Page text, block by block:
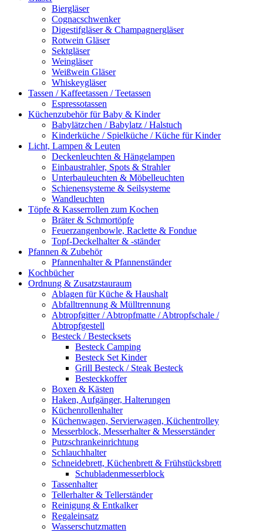
Biergläser
Cognacschwenker
Digestifgläser & Champagnergläser
Rotwein Gläser
Sektgläser
Weingläser
Weißwein Gläser
Whiskeygläser
Tassen / Kaffeetassen / Teetassen
Espressotassen
Küchenzubehör für Baby & Kinder
Babylätzchen / Babylatz / Halstuch
Kinderküche / Spielküche / Küche für Kinder
Licht, Lampen & Leuten
Deckenleuchten & Hängelampen
Einbaustrahler, Spots & Strahler
Unterbauleuchten & Möbelleuchten
Schienensysteme & Seilsysteme
Wandleuchten
Töpfe & Kasserrollen zum Kochen
Bräter & Schmortöpfe
Feuerzangenbowle, Raclette & Fondue
Topf-Deckelhalter & -ständer
Pfannen & Zubehör
Pfannenhalter & Pfannenständer
Kochbücher
Ordnung & Zusatzstauraum
Ablagen für Küche & Haushalt
Abfalltrennung & Mülltrennung
Abtropfgitter / Abtropfmatte / Abtropfschale /
Abtropfgestell
Besteck / Bestecksets
Besteck Camping
Besteck Set Kinder
Grill Besteck / Steak Besteck
Besteckkoffer
Boxen & Kästen
Haken, Aufgänger, Halterungen
Küchenrollenhalter
Küchenwagen, Servierwagen, Küchentrolley
Messerblock, Messerhalter & Messerständer
Putzschrankeinrichtung
Schlauchhalter
Schneidebrett, Küchenbrett & Frühstücksbrett
Schubladenmesserblock
Tassenhalter
Tellerhalter & Tellerständer
Reinigung & Entkalker
Regaleinsatz
Wasserschutzmatten